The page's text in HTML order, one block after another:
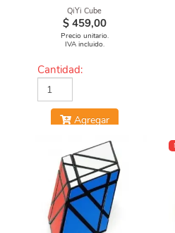
QiYi Cube
$ 459,00
Precio unitario.
IVA incluido.
Cantidad:
Agregar